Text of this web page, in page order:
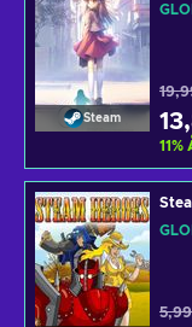
Steam
11%